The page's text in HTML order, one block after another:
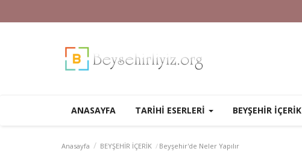
ANASAYFA TARİHİ ESERLERİ BEYŞEHİR İÇERİK
Anasayfa BEYŞEHİR İÇERİK Beyşehir'de Neler Yapılır